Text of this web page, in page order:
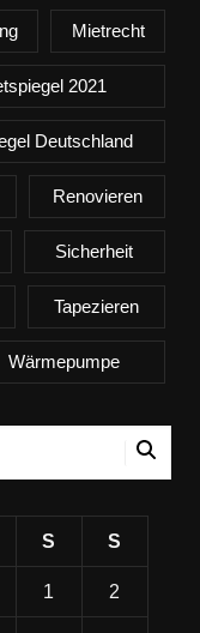
Mietrecht
2021
Deutschland
Renovieren
Sicherheit
Tapezieren
Wärmepumpe
S S
1 2